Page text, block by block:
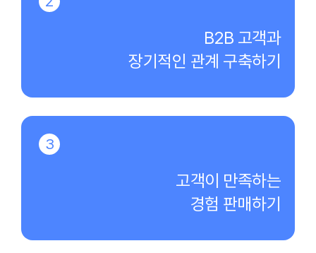
B2B 고객과
장기적인 관계 구축하기
3
고객이 만족하는
경험 판매하기